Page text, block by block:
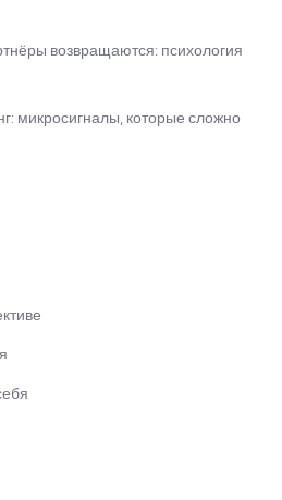
возвращаются: психология
микросигналы, которые сложно